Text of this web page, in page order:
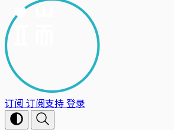
订阅 订阅支持登录